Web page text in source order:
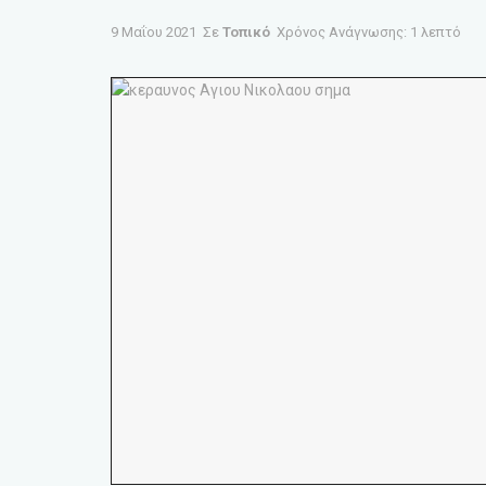
9 Μαΐου 2021 Σε Τοπικό Χρόνος Ανάγνωσης: 1 λεπτό